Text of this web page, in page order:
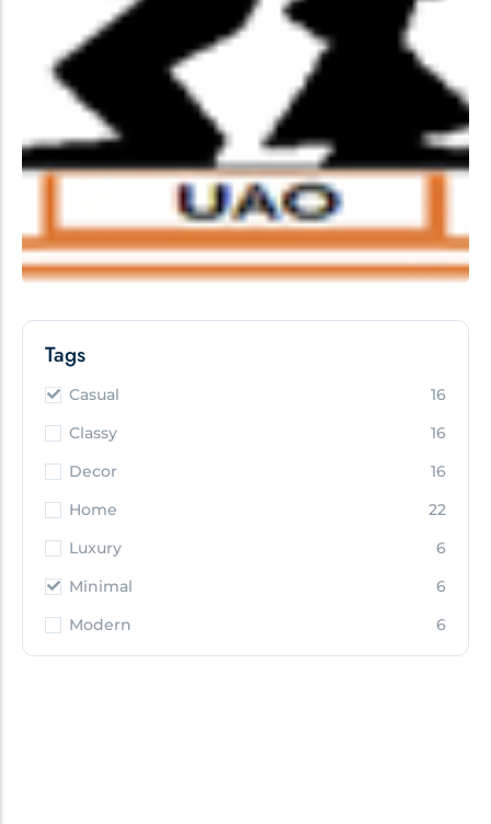
Tags
Casual
16
Classy
16
Decor
16
Home
22
Luxury
6
Minimal
6
Modern
6